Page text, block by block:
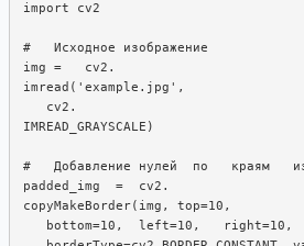
import cv2
#   Исходное изображение
img =   cv2.
imread('example.jpg',
   cv2.
IMREAD_GRAYSCALE)
#   Добавление нулей  по   краям
padded_img  =  cv2.
copyMakeBorder(img, top=10,
   bottom=10,  left=10,   right=10,